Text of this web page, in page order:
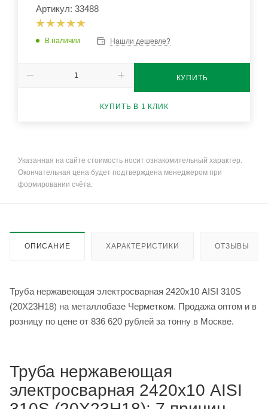
Артикул: 33488
В наличии Нашли дешевле?
КУПИТЬ
КУПИТЬ В 1 КЛИК
Указанная на сайте стоимость носит ознакомительный характер.
Окончательная цена будет подтверждена менеджером при
формировании счёта.
ОПИСАНИЕ ХАРАКТЕРИСТИКИ ОТЗЫВЫ
Труба нержавеющая электросварная 2420х10 AISI 310S
(20Х23Н18) на металлобазе Черметком. Продажа оптом и в
розницу по цене от 836 620 рублей за тонну в Москве.
Труба нержавеющая
электросварная 2420х10 AISI